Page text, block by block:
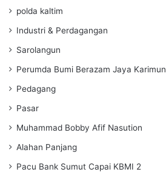
polda kaltim
Industri & Perdagangan
Sarolangun
Perumda Bumi Berazam Jaya Karimun
Pedagang
Pasar
Muhammad Bobby Afif Nasution
Alahan Panjang
Pacu Bank Sumut Capai KBMI 2